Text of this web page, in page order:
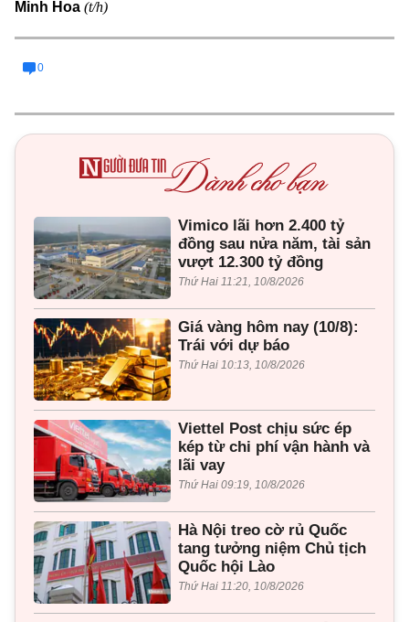
Minh Hoa (t/h)
0
Vimico lãi hơn 2.400 tỷ
đồng sau nửa năm, tài sản
vượt 12.300 tỷ đồng
Thứ Hai 11:21, 10/8/2026
Giá vàng hôm nay (10/8):
Trái với dự báo
Thứ Hai 10:13, 10/8/2026
Viettel Post chịu sức ép
kép từ chi phí vận hành và
lãi vay
Thứ Hai 09:19, 10/8/2026
Hà Nội treo cờ rủ Quốc
tang tưởng niệm Chủ tịch
Quốc hội Lào
Thứ Hai 11:20, 10/8/2026